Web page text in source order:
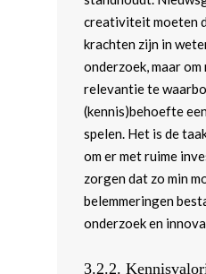
creativiteit moeten
krachten zijn in
onderzoek, maar
relevantie te
(kennis)behoefte
spelen. Het is de
om er met ruime
zorgen dat zo min
belemmeringen
onderzoek en
3.2.2.